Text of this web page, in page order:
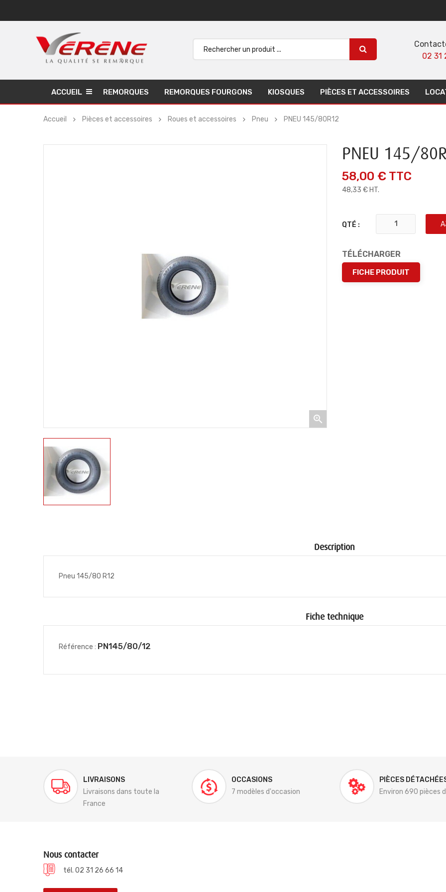
02 31
ACCUEIL REMORQUES REMORQUES FOURGONS KIOSQUES PIÈCES ET ACCESSOIRES
Accueil Pièces et accessoires Roues et accessoires Pneu PNEU 145/80R12

PNEU 145/
58,00 € TTC
48,33 € HT.
QTÉ :
TÉLÉCHARGER
FICHE PRODUIT
Description
Pneu 145/80 R12
Fiche technique
Référence : PN145/80/12
LIVRAISONS
Livraisons dans toute la
France
OCCASIONS
7 modèles d'occasion
PIÈCES
Environ 690 pièces
Nous contacter
tél. 02 31 26 66 14